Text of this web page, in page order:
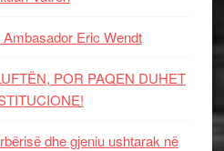
Eric Wendt
POR PAQEN DUHET
dhe gjeniu ushtarak në